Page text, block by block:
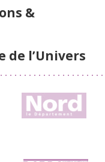
&
l’Univers